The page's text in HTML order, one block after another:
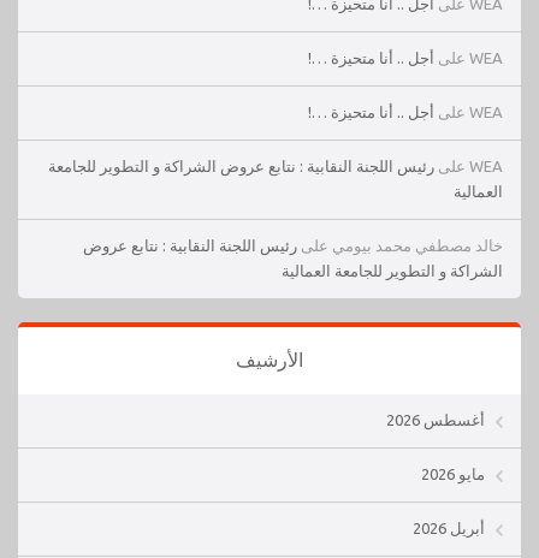
WEA على أجل .. أنا متحيزة …!
WEA على أجل .. أنا متحيزة …!
WEA على رئيس اللجنة النقابية : نتابع عروض الشراكة و التطوير للجامعة
العمالية
خالد مصطفي محمد بيومي على رئيس اللجنة النقابية : نتابع عروض
الشراكة و التطوير للجامعة العمالية
الأرشيف
أغسطس 2026
مايو 2026
أبريل 2026